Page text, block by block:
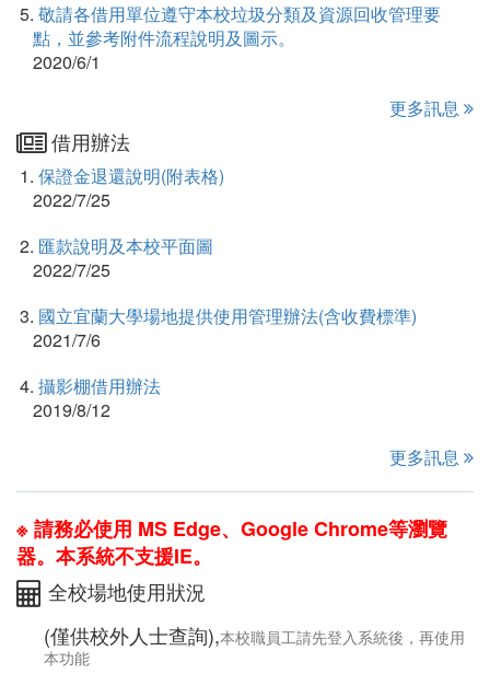
5. 敬請各借用單位遵守本校垃圾分類及資源回收管理要
點，並參考附件流程說明及圖示。
2020/6/1
更多訊息
借用辦法
1. 保證金退還說明(附表格)
2022/7/25
2. 匯款說明及本校平面圖
2022/7/25
3. 國立宜蘭大學場地提供使用管理辦法(含收費標準)
2021/7/6
4. 攝影棚借用辦法
2019/8/12
更多訊息
※ 請務必使用 MS Edge、Google Chrome等瀏覽
器。本系統不支援IE。
全校場地使用狀況
(僅供校外人士查詢),本校職員工請先登入系統後，再使用
本功能